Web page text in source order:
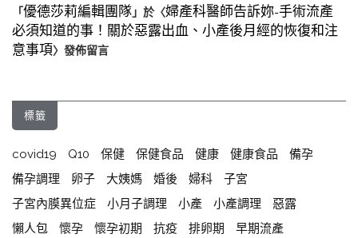
「優德莎莉編輯團隊」於〈婦產科醫師告訴妳-手術流產
必須知道的事！關於惡露出血、小產後月經的恢復和注
意事項〉發佈留言
標籤
covid19 Q10 保健 保健食品 健康 健康食品
備孕
備孕調理
卵子 大姨媽 婚後 婦科
子宮
子宮內膜異位症
小月子調理 小產 小產調理
惡露
懶人包
懷孕 懷孕初期 抗疫 排卵期
早期流產